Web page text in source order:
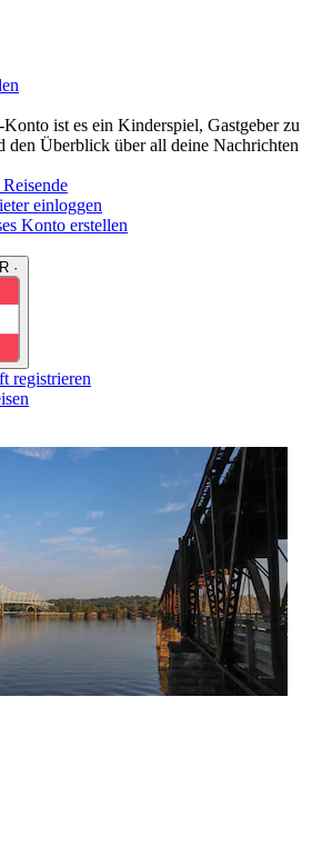
ist es ein Kinderspiel, Gastgeber zu
den Überblick über all deine Nachrichten
einloggen
Konto erstellen
registrieren